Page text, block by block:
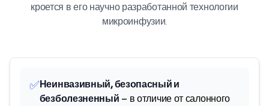
кроется в его научно разработанной технологии
микроинфузии.
✅Неинвазивный, безопасный и
безболезненный – в отличие от салонного